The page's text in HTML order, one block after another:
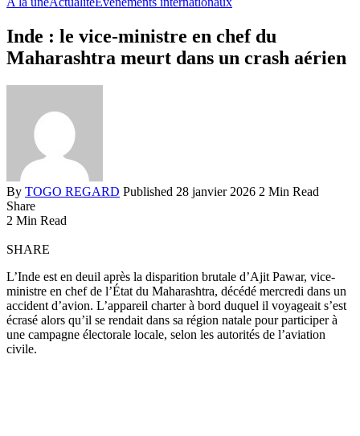
Inde : le vice-ministre en chef du
Maharashtra meurt dans un crash aérien
By TOGO REGARD Published 28 janvier 2026 2 Min Read
Share
2 Min Read
SHARE
L’Inde est en deuil après la disparition brutale d’Ajit Pawar, vice-
ministre en chef de l’État du Maharashtra, décédé mercredi dans un
accident d’avion. L’appareil charter à bord duquel il voyageait s’est
écrasé alors qu’il se rendait dans sa région natale pour participer à
une campagne électorale locale, selon les autorités de l’aviation
civile.